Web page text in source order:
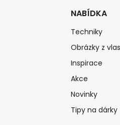
NABÍDKA
Techniky
Obrázky z
Inspirace
Akce
Novinky
Tipy na dárky